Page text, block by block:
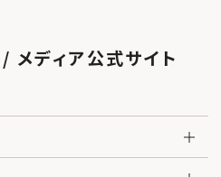
メディア公式サイト